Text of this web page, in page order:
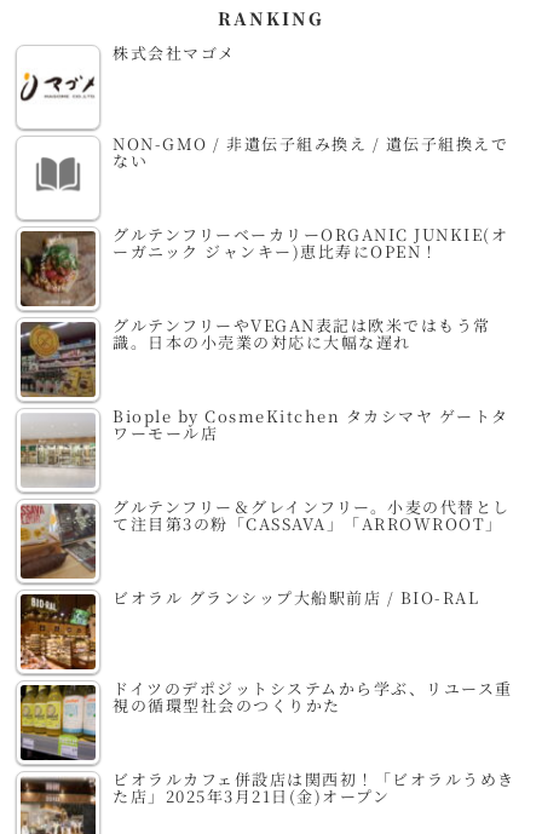
RANKING
株式会社マゴメ
NON-GMO / 非遺伝子組み換え / 遺伝子組換えで
ない
グルテンフリーベーカリーORGANIC JUNKIE(オ
ーガニック ジャンキー)恵比寿にOPEN！
グルテンフリーやVEGAN表記は欧米ではもう常
識。日本の小売業の対応に大幅な遅れ
Biople by CosmeKitchen タカシマヤ ゲートタ
ワーモール店
グルテンフリー＆グレインフリー。小麦の代替とし
て注目第3の粉「CASSAVA」「ARROWROOT」
ビオラル グランシップ大船駅前店 / BIO-RAL
ドイツのデポジットシステムから学ぶ、リユース重
視の循環型社会のつくりかた
ビオラルカフェ併設店は関西初！「ビオラルうめき
た店」2025年3月21日(金)オープン